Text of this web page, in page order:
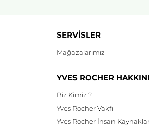
SERVİSLER
Mağazalarımız
YVES ROCHER
Biz Kimiz ?
Yves Rocher Vakfı
Yves Rocher İnsan